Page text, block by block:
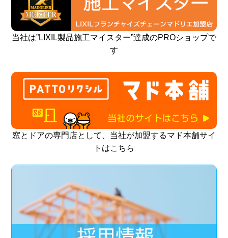
当社は”LIXIL製品施工マイスター”達成のPROショップで
す
窓とドアの専門店として、当社が加盟するマド本舗サイ
トはこちら